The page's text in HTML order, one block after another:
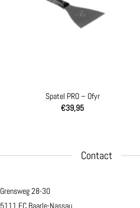
Spatel PRO – Ofyr
€39,95
Contact
Grensweg 28-30
5111 EC Baarle-Nassau